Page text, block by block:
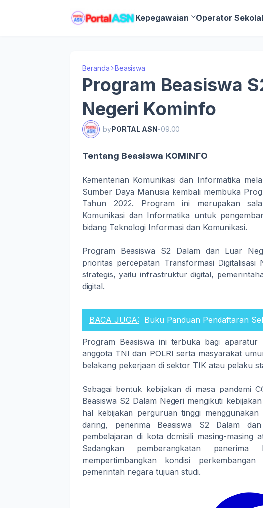
Kepegawaian Operator
Beranda Beasiswa
Program Beasiswa
Negeri Kominfo
byPORTAL ASN-09.00
Tentang Beasiswa KOMINFO
Kementerian Komunikasi dan Informatika
Sumber Daya Manusia kembali membuka
Tahun 2022. Program ini merupakan
Komunikasi dan Informatika untuk
bidang Teknologi Informasi dan Komunikasi.
Program Beasiswa S2 Dalam dan Luar
prioritas percepatan Transformasi
strategis, yaitu infrastruktur digital,
digital.
BACA JUGA: Buku Panduan Pendaftaran
Program Beasiswa ini terbuka bagi
anggota TNI dan POLRI serta masyarakat
belakang pekerjaan di sektor TIK atau pelaku
Sebagai bentuk kebijakan di masa pandemi
Beasiswa S2 Dalam Negeri mengikuti
hal kebijakan perguruan tinggi
daring, penerima Beasiswa S2 Dalam
pembelajaran di kota domisili masing-masing
Sedangkan pemberangkatan
mempertimbangkan kondisi
pemerintah negara tujuan studi.